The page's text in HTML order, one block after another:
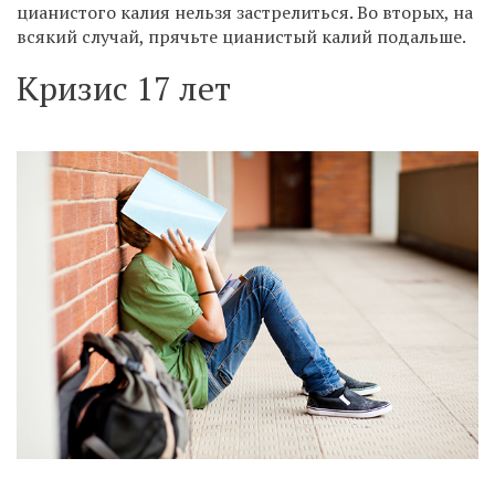
цианистого калия нельзя застрелиться. Во вторых, на
всякий случай, прячьте цианистый калий подальше.
Кризис 17 лет